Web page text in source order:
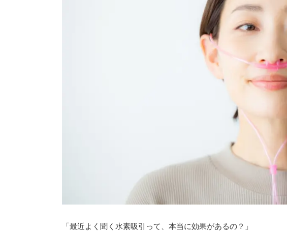
「最近よく聞く水素吸引って、本当に効果があるの？」